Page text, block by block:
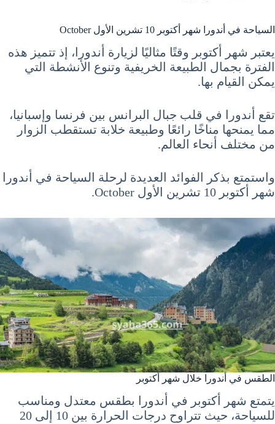
السياحة في أندورا شهر أكتوبر 10 تشرين الأول October
يعتبر شهر أكتوبر وقتًا مثاليًا لزيارة أندورا، إذ تتميز هذه
الفترة بجمال الطبيعة الخريفية وتنوع الأنشطة التي
يمكن القيام بها.
تقع أندورا في قلب جبال البرانس بين فرنسا وإسبانيا،
مما يمنحها مناخًا رائعًا وطبيعة خلابة تستقطب الزوار
من مختلف أنحاء العالم.
واستمتع بذكر الفوائد العديدة لرحلة السياحة في أندورا
شهر أكتوبر 10 تشرين الأول October.
الطقس في أندورا خلال شهر أكتوبر
يتمتع شهر أكتوبر في أندورا بطقس معتدل ومناسب
للسياحة، حيث تتراوح درجات الحرارة بين 10 إلى 20